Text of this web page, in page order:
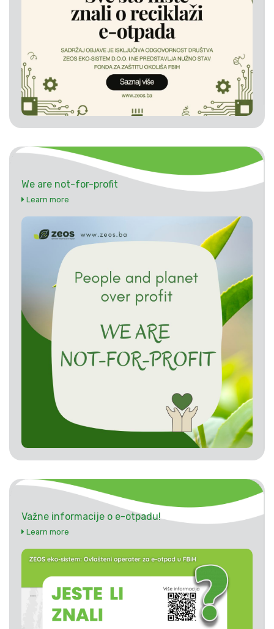
We are not-for-profit
Learn more
Važne informacije o e-otpadu!
Learn more